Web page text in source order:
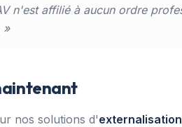
n'est affilié à aucun ordre
»
nos solutions d'externalisation